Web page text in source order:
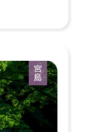
宮島